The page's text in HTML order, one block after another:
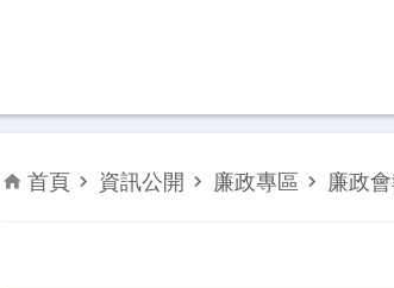
首頁 資訊公開 廉政專區 廉政